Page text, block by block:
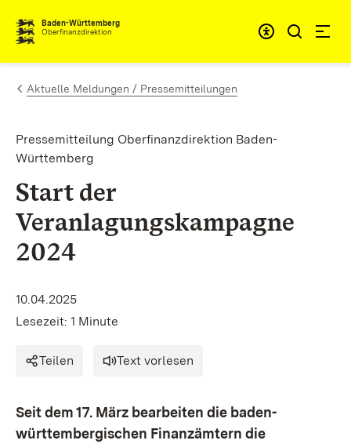
Zum Inhalt springen
Baden-Württemberg
Oberfinanzdirektion
Aktuelle Meldungen / Pressemitteilungen
Pressemitteilung Oberfinanzdirektion Baden-
Württemberg
Start der
Veranlagungskampagne
2024
10.04.2025
Lesezeit: 1 Minute
Teilen Text vorlesen
Seit dem 17. März bearbeiten die baden-
württembergischen Finanzämtern die